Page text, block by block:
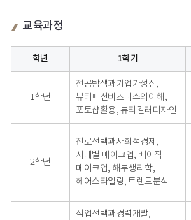
교육과정
교육과정
학년 1학기
1학년
전공탐색과기업가정신,
뷰티패션비즈니스의이해,
포토샵활용, 뷰티컬러디자인
2학년
진로선택과사회적경제,
시대별 메이크업, 베이직
메이크업, 해부생리학,
헤어스타일링, 트렌드분석
직업선택과경력개발,